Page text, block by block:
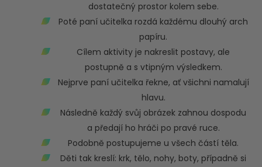
dostatečný prostor kolem sebe.
Poté paní učitelka rozdá každému dlouhý arch
papíru.
Cílem aktivity je nakreslit postavy, ale
postupně a s vtipným výsledkem.
Nejprve paní učitelka řekne, ať všichni namalují
hlavu.
Následně každý svůj obrázek zahnou dospodu
a předají ho hráči po pravé ruce.
Podobně postupujeme u všech částí těla.
Děti tak kreslí: krk, tělo, nohy, boty, případně si